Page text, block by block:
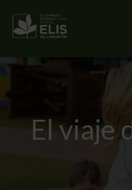
El viaje